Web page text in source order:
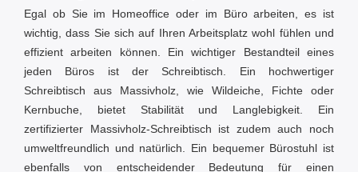
Egal ob Sie im Homeoffice oder im Büro arbeiten, es ist
wichtig, dass Sie sich auf Ihren Arbeitsplatz wohl fühlen und
effizient arbeiten können. Ein wichtiger Bestandteil eines
jeden Büros ist der Schreibtisch. Ein hochwertiger
Schreibtisch aus Massivholz, wie Wildeiche, Fichte oder
Kernbuche, bietet Stabilität und Langlebigkeit. Ein
zertifizierter Massivholz-Schreibtisch ist zudem auch noch
umweltfreundlich und natürlich. Ein bequemer Bürostuhl ist
ebenfalls von entscheidender Bedeutung für einen